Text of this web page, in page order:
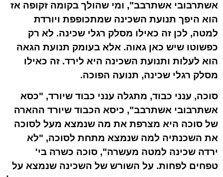
אשתרבובי אשתרבב", ומי שהולך בקומה זקופה אז
הוא היפך תנועת השכינה שמתכופפת ויורדת
למטה, לכן זה כאילו מסלק רגלי שכינה. לא רק
כפשוטו שיש כאן גאוה. אלא בעומק תנועת הגאה
הוא לעלות ותנועת השכינה היא לירד. זה כאילו
מסלק רגלי שכינה, תנועה הפוכה.
סוכה, ענני כבוד, מתגלה ענני כבוד שיורד, "כסא
אשתרבובי אשתרבב", כיסא הכבוד שיורד ההארה
של סוכה היא מצרפת את מה שנמצא מעל לסוכה
את השכנתיה למה שנמצא מתחת לסוכה, "לא
ירדה שכינה למטה מעשרה", סוכה כשרה בי'
טפחים לפחות. על השורש של השכינה שנמצא על